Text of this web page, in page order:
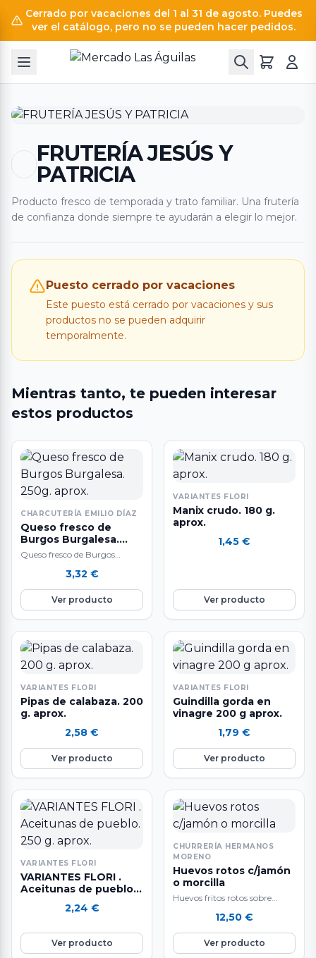
Cerrado por vacaciones del 1 al 31 de agosto. Puedes
ver el catálogo, pero no se pueden hacer pedidos.
FRUTERÍA JESÚS Y
PATRICIA
Producto fresco de temporada y trato familiar. Una frutería
de confianza donde siempre te ayudarán a elegir lo mejor.
Puesto cerrado por vacaciones
Este puesto está cerrado por vacaciones y sus
productos no se pueden adquirir
temporalmente.
Mientras tanto, te pueden interesar
estos productos
CHARCUTERÍA EMILIO DÍAZ
Queso fresco de
Burgos Burgalesa.
250g. aprox.
Queso fresco de Burgos
3,32 €
Ver producto
VARIANTES FLORI
Manix crudo. 180 g.
aprox.
1,45 €
Ver producto
VARIANTES FLORI
Pipas de calabaza. 200
g. aprox.
2,58 €
Ver producto
VARIANTES FLORI
Guindilla gorda en
vinagre 200 g aprox.
1,79 €
Ver producto
VARIANTES FLORI
VARIANTES FLORI .
Aceitunas de pueblo.
2,24 €
Ver producto
CHURRERÍA HERMANOS
MORENO
Huevos rotos c/jamón
o morcilla
Huevos fritos rotos sobre
morcilla a elegir.
12,50 €
Ver producto